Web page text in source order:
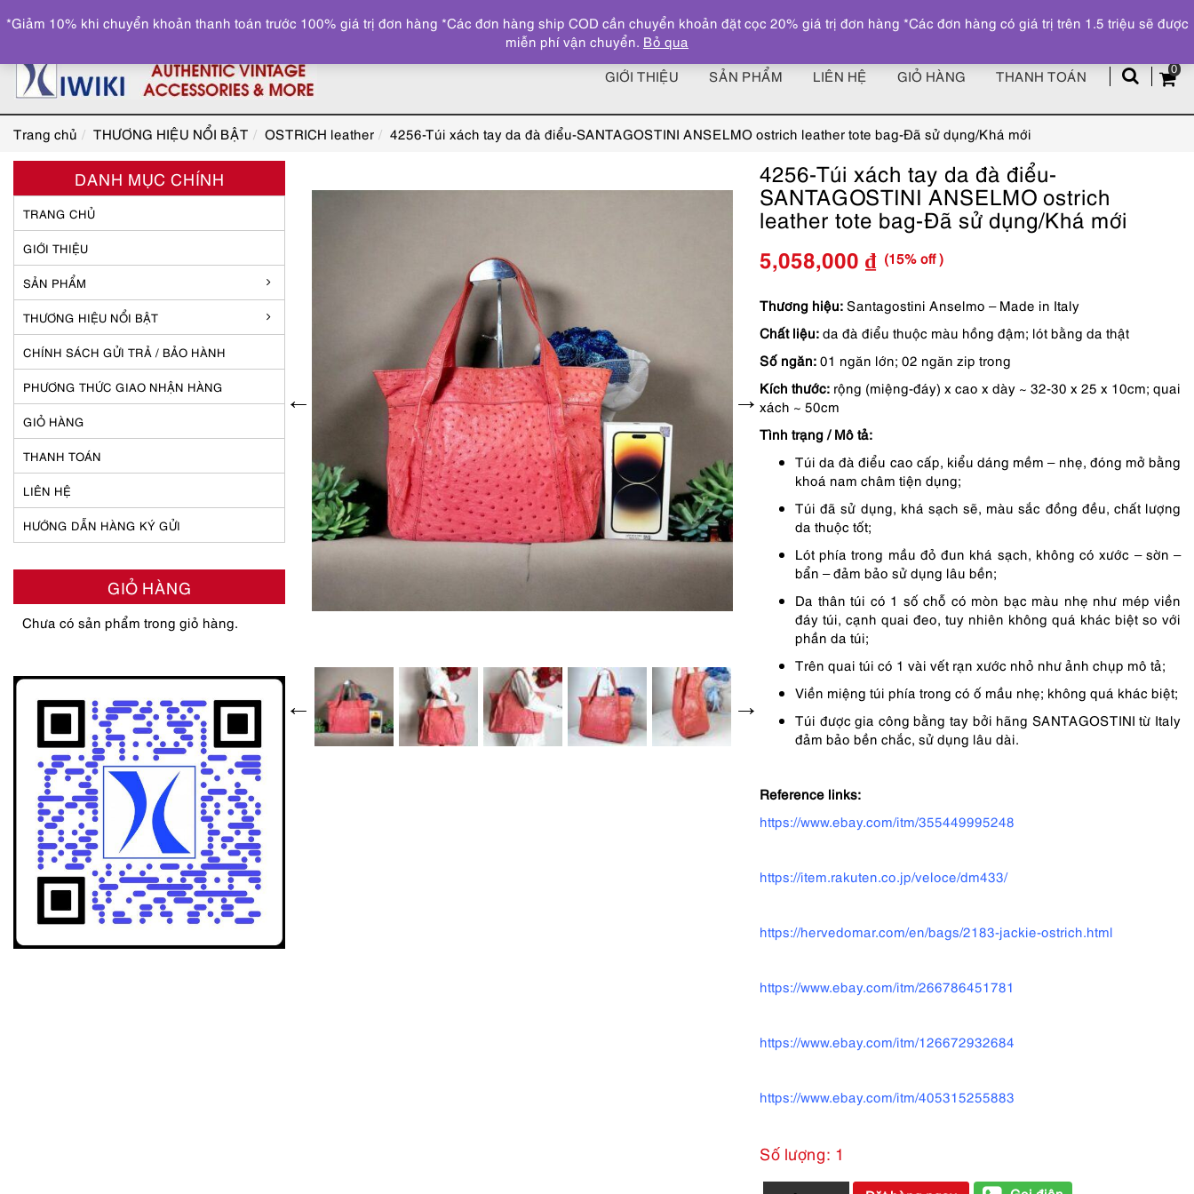
z
0
GIỚI THIỆU SẢN PHẨM LIÊN HỆ GIỎ HÀNG THANH TOÁN
Trang chủ THƯƠNG HIỆU NỔI BẬT OSTRICH leather 4256-Túi xách tay da đà điểu-SANTAGOSTINI ANSELMO ostrich leather tote bag-Đã sử dụng/Khá mới
4256-Túi xách tay da đà điểu-
SANTAGOSTINI ANSELMO ostrich
leather tote bag-Đã sử dụng/Khá mới
Giá
gốc
là:
5,950,000 ₫.
5,058,000 ₫
Giá
hiện
tại
là:
5,058,000 ₫.
(15% off )
Thương hiệu: Santagostini Anselmo – Made in Italy
Chất liệu: da đà điểu thuộc màu hồng đậm; lót bằng da thật
Số ngăn: 01 ngăn lớn; 02 ngăn zip trong
Kích thước: rộng (miệng-đáy) x cao x dày ~ 32-30 x 25 x 10cm; quai
xách ~ 50cm
Tình trạng / Mô tả:
Túi da đà điểu cao cấp, kiểu dáng mềm – nhẹ, đóng mở bằng
khoá nam châm tiện dụng;
Túi đã sử dụng, khá sạch sẽ, màu sắc đồng đều, chất lượng
da thuộc tốt;
Lót phía trong mầu đỏ đun khá sạch, không có xước – sờn –
bẩn – đảm bảo sử dụng lâu bền;
Da thân túi có 1 số chỗ có mòn bạc màu nhẹ như mép viền
đáy túi, cạnh quai đeo, tuy nhiên không quá khác biệt so với
phần da túi;
Trên quai túi có 1 vài vết rạn xước nhỏ như ảnh chụp mô tả;
Viền miệng túi phía trong có ố mầu nhẹ; không quá khác biệt;
Túi được gia công bằng tay bởi hãng SANTAGOSTINI từ Italy
đảm bảo bền chắc, sử dụng lâu dài.
Reference links:
https://www.ebay.com/itm/355449995248
https://item.rakuten.co.jp/veloce/dm433/
https://hervedomar.com/en/bags/2183-jackie-ostrich.html
https://www.ebay.com/itm/266786451781
https://www.ebay.com/itm/126672932684
https://www.ebay.com/itm/405315255883
Số lượng: 1
4256-
DANH MỤC CHÍNH
TRANG CHỦ
GIỚI THIỆU
SẢN PHẨM
THƯƠNG HIỆU NỔI BẬT
CHÍNH SÁCH GỬI TRẢ / BẢO HÀNH
PHƯƠNG THỨC GIAO NHẬN HÀNG
GIỎ HÀNG
THANH TOÁN
LIÊN HỆ
HƯỚNG DẪN HÀNG KÝ GỬI
GIỎ HÀNG
Chưa có sản phẩm trong giỏ hàng.
*Giảm 10% khi chuyển khoản thanh toán trước 100% giá trị đơn hàng *Các đơn hàng ship COD cần chuyển khoản đặt cọc 20% giá trị đơn hàng *Các đơn hàng có giá trị trên 1.5 triệu sẽ được
miễn phí vận chuyển. Bỏ qua